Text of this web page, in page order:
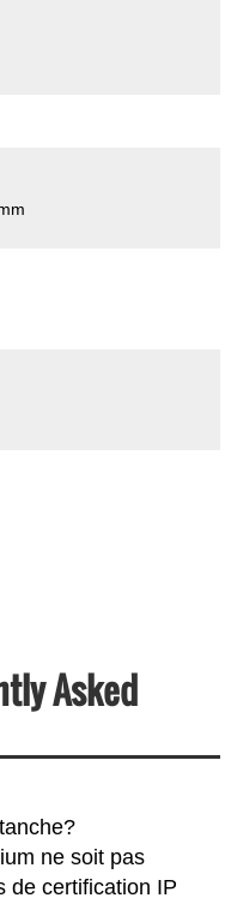
Asked
ne soit pas
de certification IP